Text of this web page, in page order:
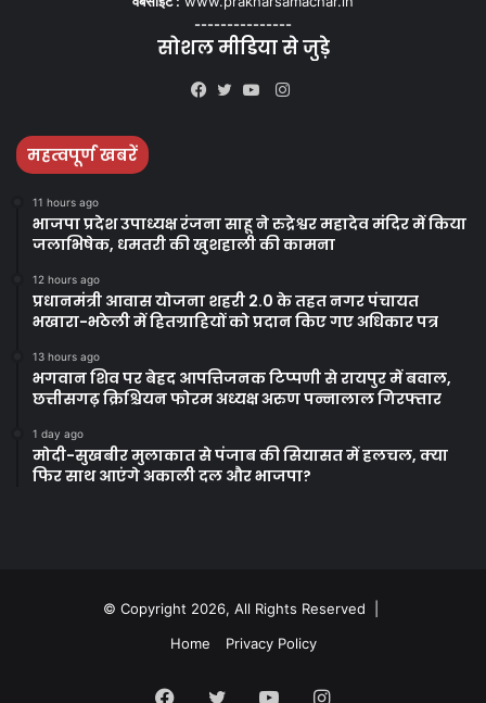
---------------
सोशल मीडिया से जुड़े
Instagram
महत्वपूर्ण खबरें
11 hours ago
भाजपा प्रदेश उपाध्यक्ष रंजना साहू ने रुद्रेश्वर महादेव मंदिर में किया
जलाभिषेक, धमतरी की खुशहाली की कामना
12 hours ago
प्रधानमंत्री आवास योजना शहरी 2.0 के तहत नगर पंचायत
भखारा-भठेली में हितग्राहियों को प्रदान किए गए अधिकार पत्र
13 hours ago
भगवान शिव पर बेहद आपत्तिजनक टिप्पणी से रायपुर में बवाल,
छत्तीसगढ़ क्रिश्चियन फोरम अध्यक्ष अरुण पन्नालाल गिरफ्तार
1 day ago
मोदी-सुखबीर मुलाकात से पंजाब की सियासत में हलचल, क्या
फिर साथ आएंगे अकाली दल और भाजपा?
© Copyright 2026, All Rights Reserved |
Home
Privacy Policy
Facebook
Twitter YouTubeInstagram